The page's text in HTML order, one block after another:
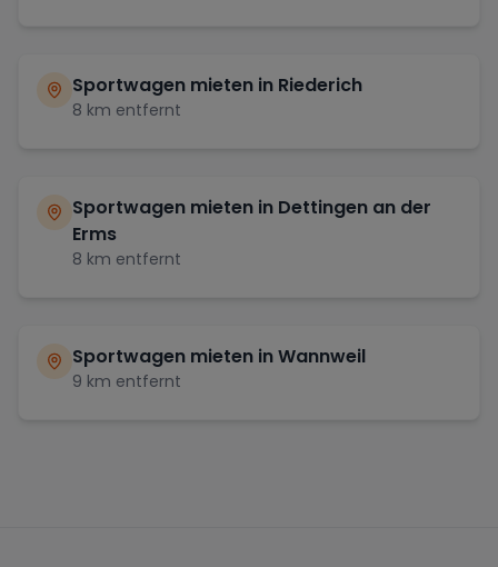
Sportwagen mieten in Riederich
8 km entfernt
Sportwagen mieten in Dettingen an der
Erms
8 km entfernt
Sportwagen mieten inWannweil
9 km entfernt